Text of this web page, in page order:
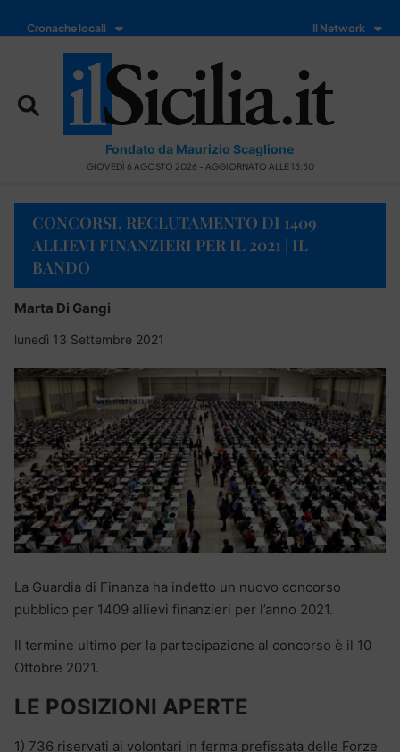
Cronache locali Il Network
Fondato da Maurizio Scaglione
GIOVEDÌ 6 AGOSTO 2026 - AGGIORNATO ALLE 13:30
CONCORSI, RECLUTAMENTO DI 1409
ALLIEVI FINANZIERI PER IL 2021 | IL
BANDO
Marta Di Gangi
lunedì 13 Settembre 2021
La Guardia di Finanza ha indetto un nuovo concorso
pubblico per 1409 allievi finanzieri per l’anno 2021.
Il termine ultimo per la partecipazione al concorso è il 10
Ottobre 2021.
LE POSIZIONI APERTE
1) 736 riservati ai volontari in ferma prefissata delle Forze